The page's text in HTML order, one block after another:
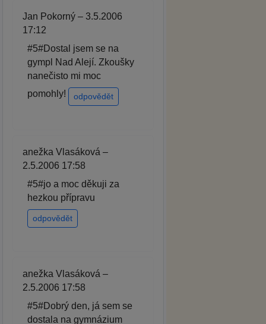
Jan Pokorný – 3.5.2006
17:12
#5#Dostal jsem se na
gympl Nad Alejí. Zkoušky
nanečisto mi moc
pomohly!
odpovědět
anežka Vlasáková –
2.5.2006 17:58
#5#jo a moc děkuji za
hezkou přípravu
odpovědět
anežka Vlasáková –
2.5.2006 17:58
#5#Dobrý den, já sem se
dostala na gymnázium